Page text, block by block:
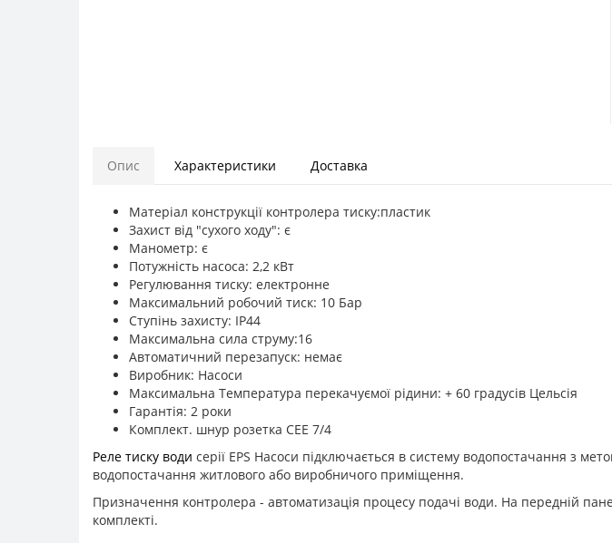
Опис Характеристики Доставка
Матеріал конструкції контролера тиску:пластик
Захист від "сухого ходу": є
Манометр: є
Потужність насоса: 2,2 кВт
Регулювання тиску: електронне
Максимальний робочий тиск: 10 Бар
Ступінь захисту: IP44
Максимальна сила струму:16
Автоматичний перезапуск: немає
Виробник: Насоси
Максимальна Температура перекачуємої рідини: + 60 градусів Цельсія
Гарантія: 2 роки
Комплект. шнур розетка CEE 7/4
Реле тиску води серії EPS Насоси підключається в систему водопостачання з
водопостачання житлового або виробничого приміщення.
Призначення контролера - автоматизація процесу подачі води. На передній
комплекті.